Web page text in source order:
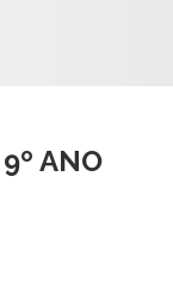
ANO